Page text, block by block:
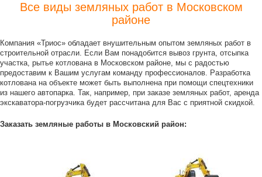
Все виды земляных работ в Московском
районе
Компания «Триос» обладает внушительным опытом земляных работ в
строительной отрасли. Если Вам понадобится вывоз грунта, отсыпка
участка, рытье котлована в Московском районе, мы с радостью
предоставим к Вашим услугам команду профессионалов. Разработка
котлована на объекте может быть выполнена при помощи спецтехники
из нашего автопарка. Так, например, при заказе земляных работ, аренда
экскаватора-погрузчика будет рассчитана для Вас с приятной скидкой.
Заказать земляные работы в Московский район: